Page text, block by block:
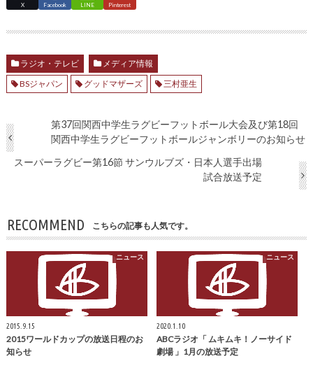
X Facebook LINE Pinterest
ラジオ・テレビ
メディア情報
BSジャパン
グッドマザーズ 三村亜生
第37回関西中学生ラグビーフットボール大会及び第18回
関西中学生ラグビーフットボールジャンボリーのお知らせ
スーパーラグビー第16節 サンウルブズ・日本人選手出場
試合放送予定
RECOMMEND こちらの記事も人気です。
ニュース
2015.9.15
2015ワールドカップの放送日程のお
知らせ
ニュース
2020.1.10
ABCラジオ「 ムキムキ！ノーサイド
劇場 」1月の放送予定